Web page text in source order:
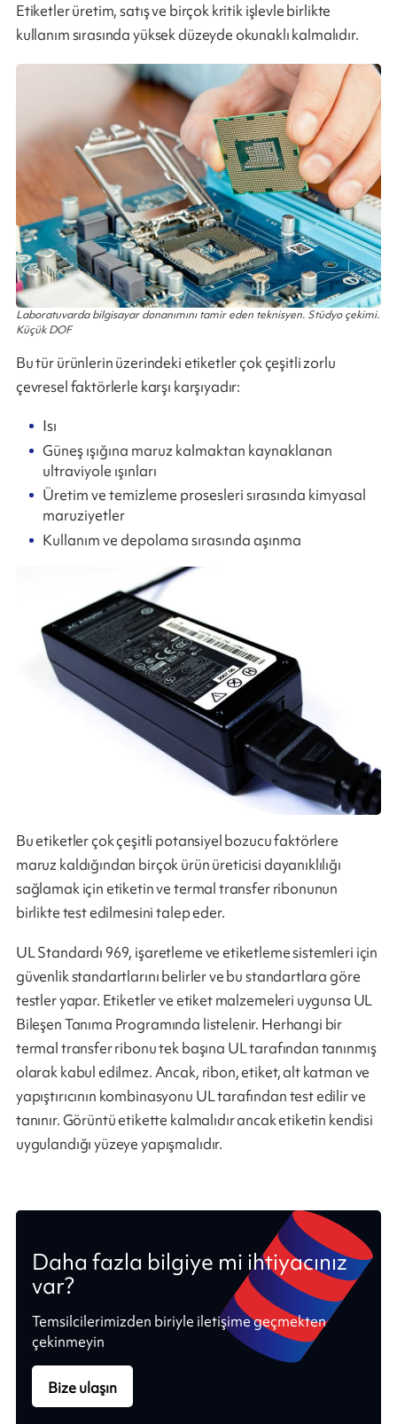
Etiketler üretim, satış ve birçok kritik işlevle birlikte
kullanım sırasında yüksek düzeyde okunaklı kalmalıdır.
Laboratuvarda bilgisayar donanımını tamir eden teknisyen. Stüdyo çekimi.
Küçük DOF
Bu tür ürünlerin üzerindeki etiketler çok çeşitli zorlu
çevresel faktörlerle karşı karşıyadır:
Isı
Güneş ışığına maruz kalmaktan kaynaklanan
ultraviyole ışınları
Üretim ve temizleme prosesleri sırasında kimyasal
maruziyetler
Kullanım ve depolama sırasında aşınma
Bu etiketler çok çeşitli potansiyel bozucu faktörlere
maruz kaldığından birçok ürün üreticisi dayanıklılığı
sağlamak için etiketin ve termal transfer ribonunun
birlikte test edilmesini talep eder.
UL Standardı 969, işaretleme ve etiketleme sistemleri için
güvenlik standartlarını belirler ve bu standartlara göre
testler yapar. Etiketler ve etiket malzemeleri uygunsa UL
Bileşen Tanıma Programında listelenir. Herhangi bir
termal transfer ribonu tek başına UL tarafından tanınmış
olarak kabul edilmez. Ancak, ribon, etiket, alt katman ve
yapıştırıcının kombinasyonu UL tarafından test edilir ve
tanınır. Görüntü etikette kalmalıdır ancak etiketin kendisi
uygulandığı yüzeye yapışmalıdır.
Daha fazla bilgiye mi ihtiyacınız
var?
Temsilcilerimizden biriyle iletişime geçmekten
çekinmeyin
Bize ulaşın